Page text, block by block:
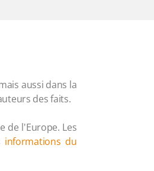
aussi dans la
des faits.
de l'Europe. Les
informations du